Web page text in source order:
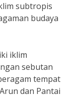
subtropis
budaya
iklim
sebutan
tempat
dan Pantai